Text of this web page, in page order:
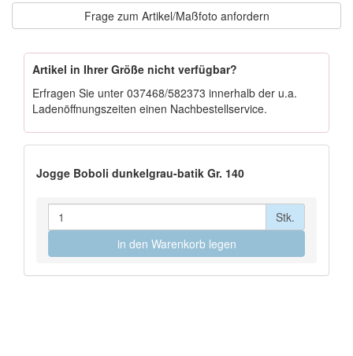
Frage zum Artikel/Maßfoto anfordern
Artikel in Ihrer Größe nicht verfügbar?
Erfragen Sie unter 037468/582373 innerhalb der u.a.
Ladenöffnungszeiten einen Nachbestellservice.
Jogge Boboli dunkelgrau-batik Gr. 140
Stk.
in den Warenkorb legen